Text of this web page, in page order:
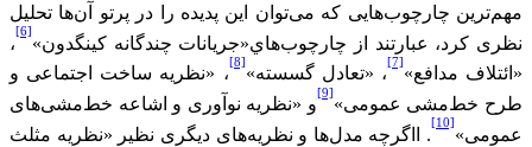
مهم‌ترین چارچوب‌هایی که می‌توان این پدیده را در پرتو آن‌ها تحلیل
نظری کرد، عبارتند از چارچوب‌هاي«جریانات چندگانه کینگدون»
[6]
،
«ائتلاف مدافع»
[7]
، «تعادل گسسته»
[8]
، «نظریه ساخت اجتماعی و
طرح خط‌مشی‌ عمومی»
[9]
و «نظریه نوآوری و اشاعه خط‌مشی‌های
عمومی»
[10]
. ااگرچه مدل‌ها و نظریه‌های دیگری نظیر «نظریه مثلث